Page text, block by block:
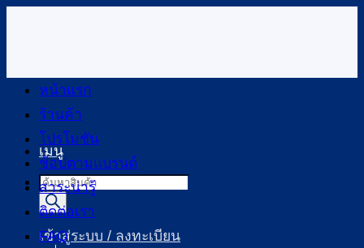
เนื้อหา
เมนู
Products
search
เข้าสู่ระบบ / ลงทะเบียน
หน้าแรก
ร้านค้า
โปรโมชัน
ช้อปตามแบรนด์
สาระน่ารู้
ติดต่อเรา
FAQ